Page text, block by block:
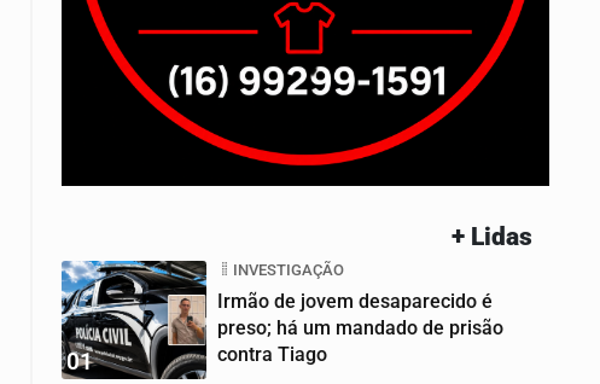
+ Lidas
01
INVESTIGAÇÃO
Irmão de jovem desaparecido é
preso; há um mandado de prisão
contra Tiago